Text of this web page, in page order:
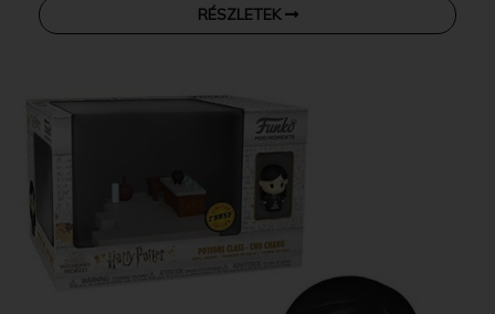
RÉSZLETEK